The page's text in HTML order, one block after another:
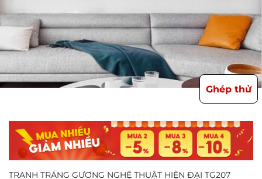
Ghép thử
TRANH TRÁNG GƯƠNG NGHỆ THUẬT HIỆN ĐẠI TG207